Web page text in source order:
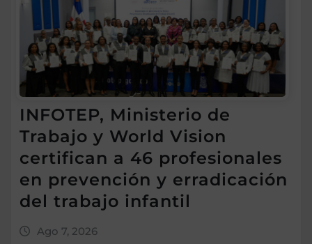
INFOTEP, Ministerio de
Trabajo y World Vision
certifican a 46 profesionales
en prevención y erradicación
del trabajo infantil
Ago 7, 2026